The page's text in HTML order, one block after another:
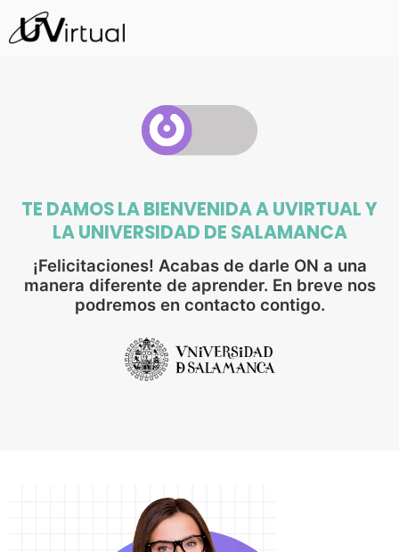
TE DAMOS LA BIENVENIDA A UVIRTUAL Y
LA UNIVERSIDAD DE SALAMANCA
¡Felicitaciones! Acabas de darle ON a una
manera diferente de aprender. En breve nos
podremos en contacto contigo.